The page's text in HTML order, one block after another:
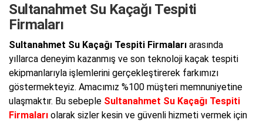
Sultanahmet Su Kaçağı Tespiti
Firmaları
Sultanahmet Su Kaçağı Tespiti Firmaları arasında
yıllarca deneyim kazanmış ve son teknoloji kaçak tespiti
ekipmanlarıyla işlemlerini gerçekleştirerek farkımızı
göstermekteyiz. Amacımız %100 müşteri memnuniyetine
ulaşmaktır. Bu sebeple Sultanahmet Su Kaçağı Tespiti
Firmaları olarak sizler kesin ve güvenli hizmeti vermek için